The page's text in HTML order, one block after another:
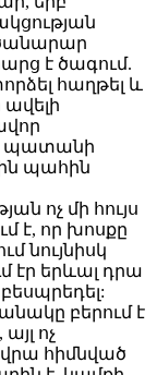
է ծագում.
հաղթել և
պատանի
պահին
ոչ մի հույս
է, որ խոսքը
նույնիսկ
էր երևալ դրա
բերում է
ոչ
հիմնված